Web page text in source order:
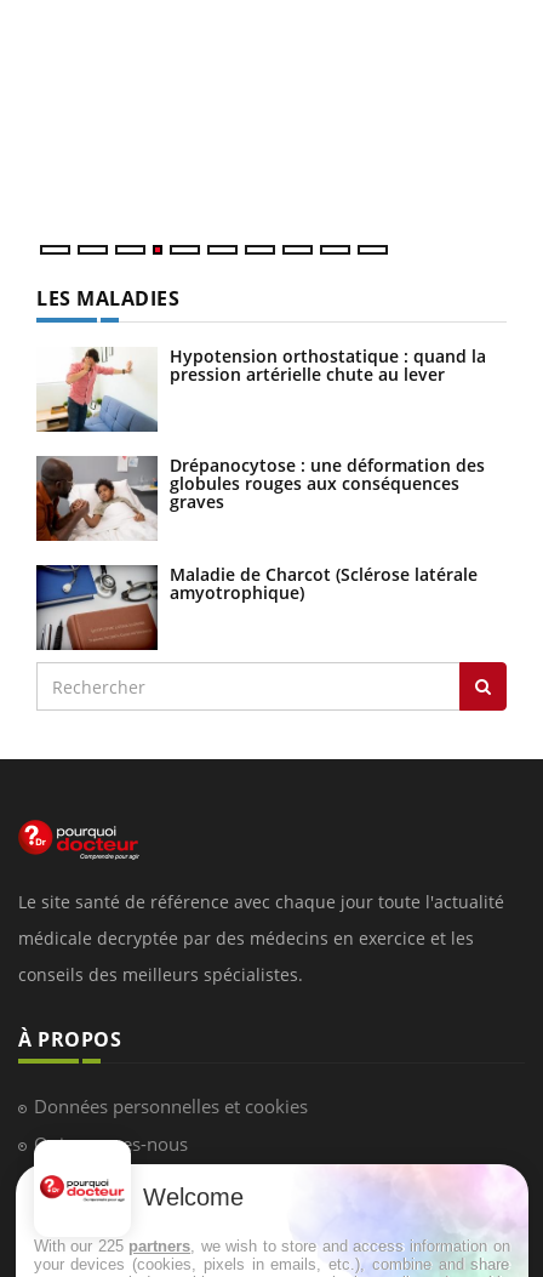
LES MALADIES
Hypotension orthostatique : quand la
pression artérielle chute au lever
Drépanocytose : une déformation des
globules rouges aux conséquences
graves
Maladie de Charcot (Sclérose latérale
amyotrophique)
Le site santé de référence avec chaque jour toute l'actualité
médicale decryptée par des médecins en exercice et les
conseils des meilleurs spécialistes.
À PROPOS
Données personnelles et cookies
Qui sommes-nous
Conditions d'utilisation
Mentions Légales
Welcome
With our 225 partners , we wish to store and access information on
your devices (cookies, pixels in emails, etc.), combine and share